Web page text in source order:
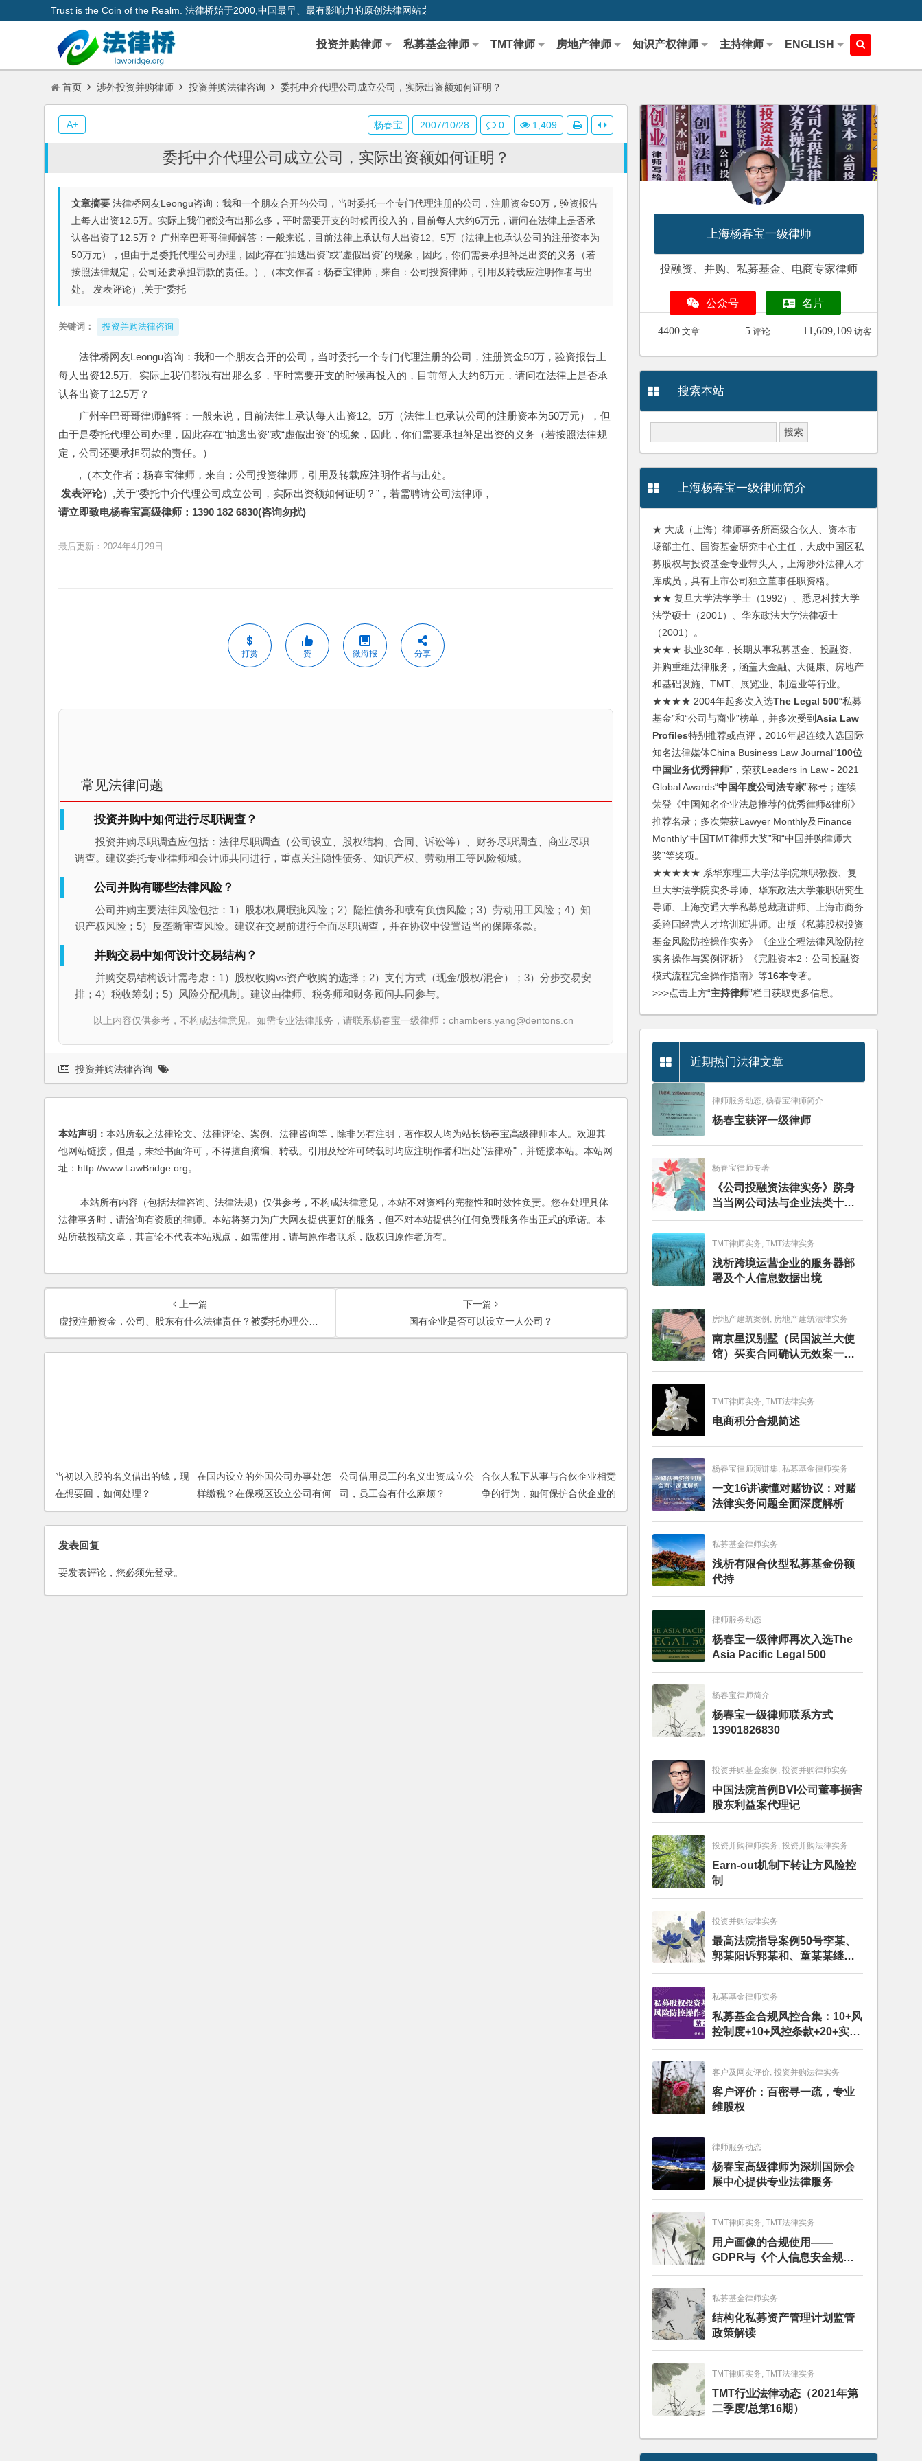
Trust is the Coin of the Realm. 法律桥始于2000,中国最早、最有影响力的原创法律网站之一
投资并购律师 私募基金律师 TMT律师 房地产律师 知识产权律师 主持律师 ENGLISH
首页 涉外投资并购律师 投资并购法律咨询 委托中介代理公司成立公司，实际出资额如何证明？
委托中介代理公司成立公司，实际出资额如何证明？
文章摘要 法律桥网友Leongu咨询：我和一个朋友合开的公司，当时委托一个专门代理注册的公司，注册资金50万，验资报告
上每人出资12.5万。实际上我们都没有出那么多，平时需要开支的时候再投入的，目前每人大约6万元，请问在法律上是否承
认各出资了12.5万？ 广州辛巴哥哥律师解答：一般来说，目前法律上承认每人出资12。5万（法律上也承认公司的注册资本为
50万元），但由于是委托代理公司办理，因此存在“抽逃出资”或“虚假出资”的现象，因此，你们需要承担补足出资的义务（若
按照法律规定，公司还要承担罚款的责任。）,（本文作者：杨春宝律师，来自：公司投资律师，引用及转载应注明作者与出
处。 发表评论）,关于“委托
关键词： 投资并购法律咨询
法律桥网友Leongu咨询：我和一个朋友合开的公司，当时委托一个专门代理注册的公司，注册资金50万，验资报告上
每人出资12.5万。实际上我们都没有出那么多，平时需要开支的时候再投入的，目前每人大约6万元，请问在法律上是否承
认各出资了12.5万？
广州辛巴哥哥律师解答：一般来说，目前法律上承认每人出资12。5万（法律上也承认公司的注册资本为50万元），但
由于是委托代理公司办理，因此存在“抽逃出资”或“虚假出资”的现象，因此，你们需要承担补足出资的义务（若按照法律规
定，公司还要承担罚款的责任。）
,（本文作者：杨春宝律师，来自：公司投资律师，引用及转载应注明作者与出处。
发表评论）,关于“委托中介代理公司成立公司，实际出资额如何证明？”，若需聘请公司法律师，
请立即致电杨春宝高级律师：1390 182 6830(咨询勿扰)
最后更新：2024年4月29日
打赏 赞 微海报 分享
常见法律问题
投资并购中如何进行尽职调查？
投资并购尽职调查应包括：法律尽职调查（公司设立、股权结构、合同、诉讼等）、财务尽职调查、商业尽职
调查。建议委托专业律师和会计师共同进行，重点关注隐性债务、知识产权、劳动用工等风险领域。
公司并购有哪些法律风险？
公司并购主要法律风险包括：1）股权权属瑕疵风险；2）隐性债务和或有负债风险；3）劳动用工风险；4）知
识产权风险；5）反垄断审查风险。建议在交易前进行全面尽职调查，并在协议中设置适当的保障条款。
并购交易中如何设计交易结构？
并购交易结构设计需考虑：1）股权收购vs资产收购的选择；2）支付方式（现金/股权/混合）；3）分步交易安
排；4）税收筹划；5）风险分配机制。建议由律师、税务师和财务顾问共同参与。
以上内容仅供参考，不构成法律意见。如需专业法律服务，请联系杨春宝一级律师：chambers.yang@dentons.cn
杨春宝 2007/10/28 0 1,409
A+
投资并购法律咨询
本站声明： 本站所载之法律论文、法律评论、案例、法律咨询等，除非另有注明，著作权人均为站长杨春宝高级律师本人。欢迎其
他网站链接，但是，未经书面许可，不得擅自摘编、转载。引用及经许可转载时均应注明作者和出处"法律桥"，并链接本站。本站网
址：http://www.LawBridge.org。
本站所有内容（包括法律咨询、法律法规）仅供参考，不构成法律意见，本站不对资料的完整性和时效性负责。您在处理具体
法律事务时，请洽询有资质的律师。本站将努力为广大网友提供更好的服务，但不对本站提供的任何免费服务作出正式的承诺。本
站所载投稿文章，其言论不代表本站观点，如需使用，请与原作者联系，版权归原作者所有。
上一篇
虚报注册资金，公司、股东有什么法律责任？被委托办理公司注册登记手续的人有责任吗？
下一篇
国有企业是否可以设立一人公司？
当初以入股的名义借出的钱，现
在想要回，如何处理？
在国内设立的外国公司办事处怎
样缴税？在保税区设立公司有何
好处？
公司借用员工的名义出资成立公
司，员工会有什么麻烦？
合伙人私下从事与合伙企业相竞
争的行为，如何保护合伙企业的
权利？
发表回复
要发表评论，您必须先登录
上海杨春宝一级律师
投融资、并购、私募基金、电商专家律师
公众号 名片
4400 文章 5 评论 11,609,109 访客
搜索本站
上海杨春宝一级律师简介
★ 大成（上海）律师事务所高级合伙人、资本市
场部主任、国资基金研究中心主任，大成中国区私
募股权与投资基金专业带头人，上海涉外法律人才
库成员，具有上市公司独立董事任职资格。
★★ 复旦大学法学学士（1992）、悉尼科技大学
法学硕士（2001）、华东政法大学法律硕士
（2001）。
★★★ 执业30年，长期从事私募基金、投融资、
并购重组法律服务，涵盖大金融、大健康、房地产
和基础设施、TMT、展览业、制造业等行业。
★★★★ 2004年起多次入选The Legal 500“私募
基金”和“公司与商业”榜单，并多次受到Asia Law
Profiles特别推荐或点评，2016年起连续入选国际
知名法律媒体China Business Law Journal“100位
中国业务优秀律师”，荣获Leaders in Law - 2021
Global Awards“中国年度公司法专家”称号；连续
荣登《中国知名企业法总推荐的优秀律师&律所》
推荐名录；多次荣获Lawyer Monthly及Finance
Monthly“中国TMT律师大奖”和“中国并购律师大
奖”等奖项。
★★★★★ 系华东理工大学法学院兼职教授、复
旦大学法学院实务导师、华东政法大学兼职研究生
导师、上海交通大学私募总裁班讲师、上海市商务
委跨国经营人才培训班讲师。出版《私募股权投资
基金风险防控操作实务》《企业全程法律风险防控
实务操作与案例评析》《完胜资本2：公司投融资
模式流程完全操作指南》等16本专著。
>>>点击上方“主持律师”栏目获取更多信息。
近期热门法律文章
律师服务动态, 杨春宝律师简介
杨春宝获评一级律师
杨春宝律师专著
《公司投融资法律实务》跻身
当当网公司法与企业法类十大
畅销图书榜
TMT律师实务, TMT法律实务
浅析跨境运营企业的服务器部
署及个人信息数据出境
房地产建筑案例, 房地产建筑法律实务
南京星汉别墅（民国波兰大使
馆）买卖合同确认无效案一审
判决书
TMT律师实务, TMT法律实务
电商积分合规简述
杨春宝律师演讲集, 私募基金律师实务
一文16讲读懂对赌协议：对赌
法律实务问题全面深度解析
私募基金律师实务
浅析有限合伙型私募基金份额
代持
律师服务动态
杨春宝一级律师再次入选The
Asia Pacific Legal 500
杨春宝律师简介
杨春宝一级律师联系方式
13901826830
投资并购基金案例, 投资并购律师实务
中国法院首例BVI公司董事损害
股东利益案代理记
投资并购律师实务, 投资并购法律实务
Earn-out机制下转让方风险控
制
投资并购法律实务
最高法院指导案例50号李某、
郭某阳诉郭某和、童某某继承
纠纷案
私募基金律师实务
私募基金合规风控合集：10+风
控制度+10+风控条款+20+实务
文章+每月动态
客户及网友评价, 投资并购法律实务
客户评价：百密寻一疏，专业
维股权
律师服务动态
杨春宝高级律师为深圳国际会
展中心提供专业法律服务
TMT律师实务, TMT法律实务
用户画像的合规使用——
GDPR与《个人信息安全规
范》的比较分析
私募基金律师实务
结构化私募资产管理计划监管
政策解读
TMT律师实务, TMT法律实务
TMT行业法律动态（2021年第
二季度/总第16期）